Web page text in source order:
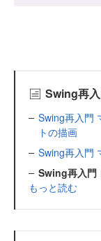
Swing再
Swing再入門
トの描画
Swing再入門
Swing再入門
もっと読む